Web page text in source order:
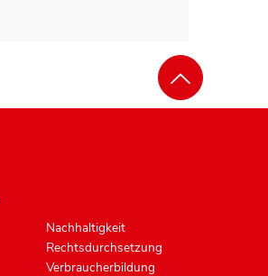
Nachhaltigkeit
Rechtsdurchsetzung
Verbraucherbildung